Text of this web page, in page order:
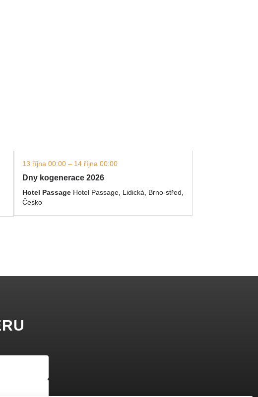
13 října 00:00 – 14 října 00:00
Dny kogenerace 2026
Hotel Passage Hotel Passage, Lidická, Brno-střed,
Česko